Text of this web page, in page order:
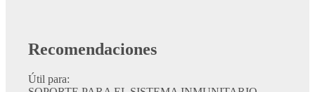
Recomendaciones
Útil para: